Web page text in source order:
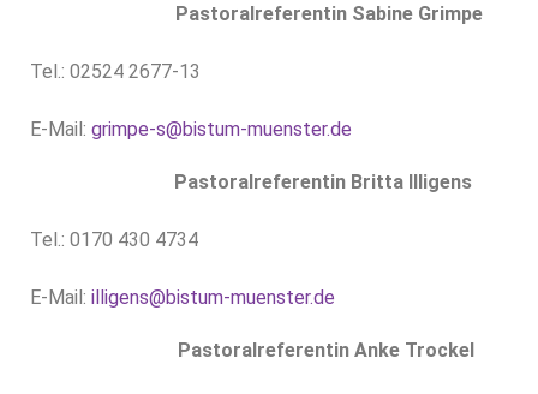
Pastoralreferentin Sabine Grimpe
Tel.: 02524 2677-13
E-Mail: grimpe-s@bistum-muenster.de
Pastoralreferentin Britta Illigens
Tel.: 0170 430 4734
E-Mail: illigens@bistum-muenster.de
Pastoralreferentin Anke Trockel